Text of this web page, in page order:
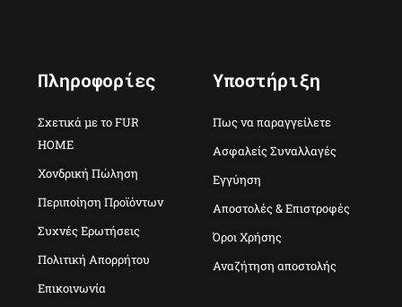
Πληροφορίες
Σχετικά με το FUR
HOME
Χονδρική Πώληση
Περιποίηση Προϊόντων
Συχνές Ερωτήσεις
Πολιτική Απορρήτου
Επικοινωνία
Υποστήριξη
Πως να παραγγείλετε
Ασφαλείς Συναλλαγές
Εγγύηση
Αποστολές & Επιστροφές
Όροι Χρήσης
Αναζήτηση αποστολής